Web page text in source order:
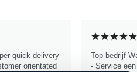
quick delivery
orientated
Top bedrijf
- Service